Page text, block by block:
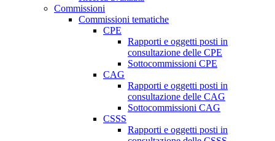
Commissioni
Commissioni tematiche
CPE
Rapporti e oggetti posti in
consultazione delle CPE
Sottocommissioni CPE
CAG
Rapporti e oggetti posti in
consultazione delle CAG
Sottocommissioni CAG
CSSS
Rapporti e oggetti posti in